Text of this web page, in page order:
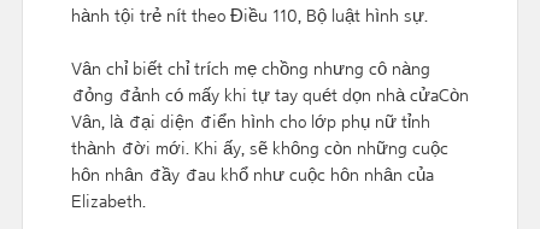
hành tội trẻ nít theo Điều 110, Bộ luật hình sự.
Vân chỉ biết chỉ trích mẹ chồng nhưng cô nàng
đỏng đảnh có mấy khi tự tay quét dọn nhà cửaCòn
Vân, là đại diện điển hình cho lớp phụ nữ tỉnh
thành đời mới. Khi ấy, sẽ không còn những cuộc
hôn nhân đầy đau khổ như cuộc hôn nhân của
Elizabeth.